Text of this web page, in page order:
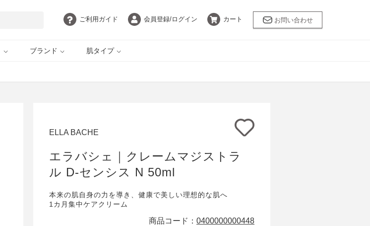
ご利用 ガイド 会員登録/ログイン カート お問い合わせ
ブランド
采茶～SAICHA
AROMATHERAPY
ASSOCIATES
肌タイプ
ELLA BACHE
エラバシェ｜クレームマジストラ
ル D-センシス N 50ml
本来の肌自身の力を導き、健康で美しい理想的な肌へ
1カ月集中ケアクリーム
商品コード： 0400000000448